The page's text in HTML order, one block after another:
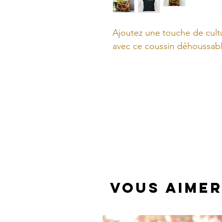
Ajoutez une touche de
avec ce coussin
Vous